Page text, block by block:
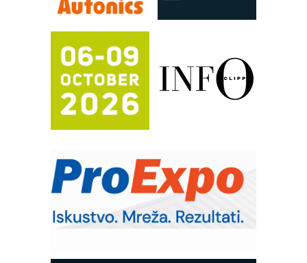
Automatizacija pakovanja · Display
Proizvodnja iC7 Hybrid 1500 VDC
mrežnog pretvarača sa tečnim
hlađenjem
Potpuna efikasnost bez složenih
sistema
IB BLUMENAUER - više od 40 godina
poverenja u industriji
RMQ-TITAN ADVANCED INDICATOR
– Pametna signalizacija za efikasnije
upravljanje mašinama